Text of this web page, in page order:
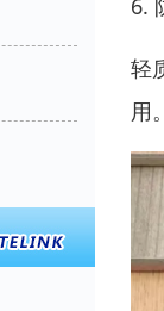
6.
轻
用